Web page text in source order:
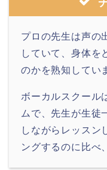
プロの先生は声の
していて、身体を
のかを熟知してい
ボーカルスクール
ムで、先生が生徒
しながらレッスン
ングするのに比べ